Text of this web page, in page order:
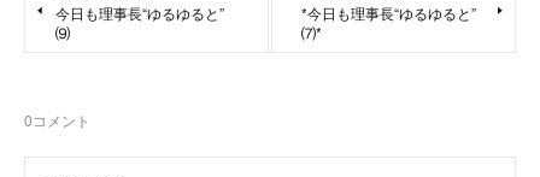
今日も理事長“ゆるゆると”
⑼
*今日も理事長“ゆるゆると”
⑺*
0コメント